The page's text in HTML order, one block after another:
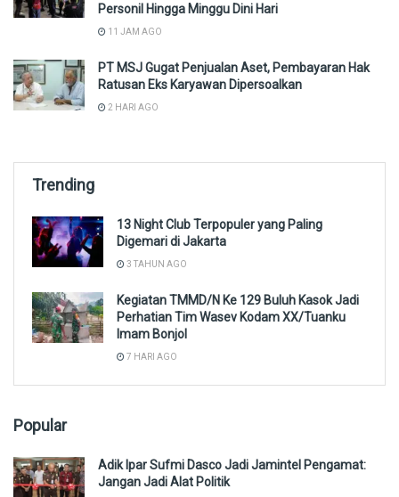
Personil Hingga Minggu Dini Hari
11 JAM AGO
PT MSJ Gugat Penjualan Aset, Pembayaran Hak
Ratusan Eks Karyawan Dipersoalkan
2 HARI AGO
Trending
13 Night Club Terpopuler yang Paling
Digemari di Jakarta
3 TAHUN AGO
Kegiatan TMMD/N Ke 129 Buluh Kasok Jadi
Perhatian Tim Wasev Kodam XX/Tuanku
Imam Bonjol
7 HARI AGO
Popular
Adik Ipar Sufmi Dasco Jadi Jamintel Pengamat:
Jangan Jadi Alat Politik